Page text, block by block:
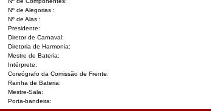
Nº de Alegorias :
Nº de Alas :
Presidente:
Diretor de Carnaval:
Diretoria de Harmonia:
Mestre de Bateria:
Intérprete:
Coreógrafo da Comissão de Frente:
Rainha de Bateria:
Mestre-Sala:
Porta-bandeira: